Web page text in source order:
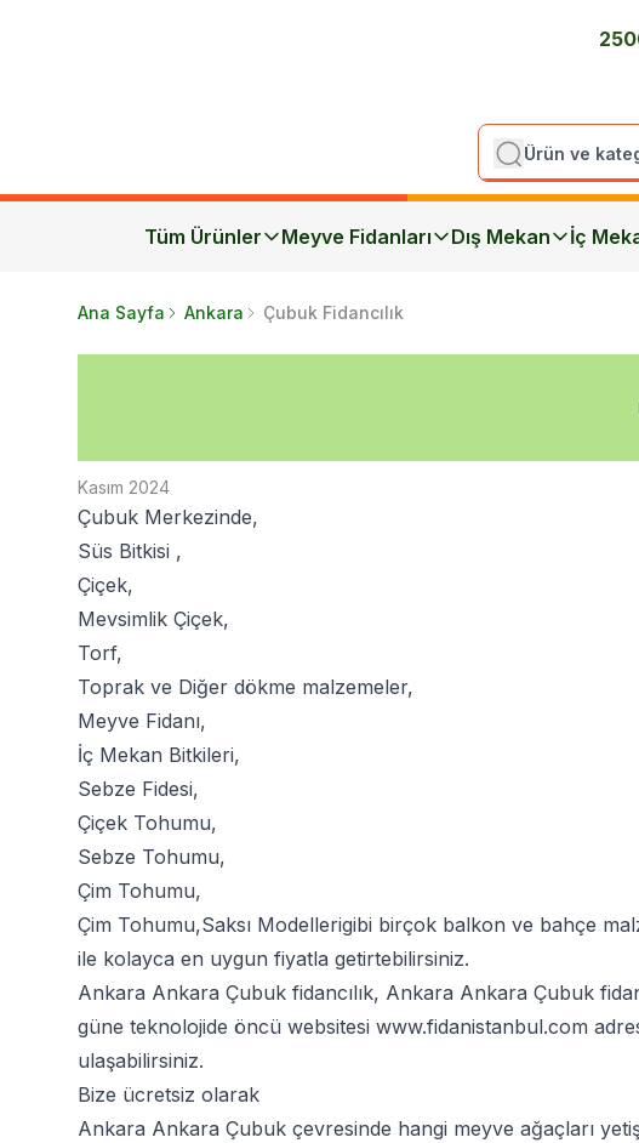
Tüm Ürünler Meyve Fidanları Dış Mekan İç
Ana Sayfa Ankara Çubuk Fidancılık
Kasım 2024
Çubuk Merkezinde,
Süs Bitkisi ,
Çiçek,
Mevsimlik Çiçek,
Torf,
Toprak ve Diğer dökme malzemeler,
Meyve Fidanı,
İç Mekan Bitkileri,
Sebze Fidesi,
Çiçek Tohumu,
Sebze Tohumu,
Çim Tohumu,
Çim Tohumu,Saksı Modellerigibi birçok balkon ve bahçe
ile kolayca en uygun fiyatla getirtebilirsiniz.
Ankara Ankara Çubuk fidancılık, Ankara Ankara Çubuk
güne teknolojide öncü websitesi www.fidanistanbul.com
ulaşabilirsiniz.
Bize ücretsiz olarak
Ankara Ankara Çubuk çevresinde hangi meyve ağaçları